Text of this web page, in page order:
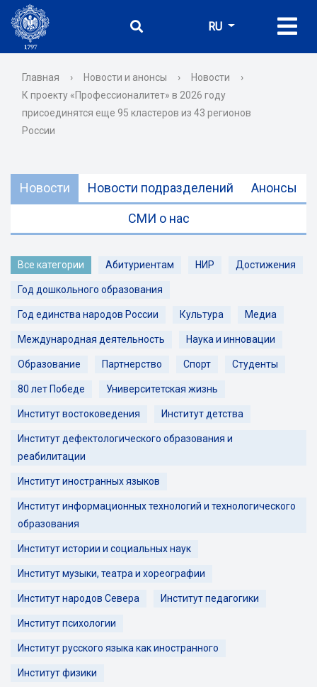
RU
Главная › Новости и анонсы › Новости
›
К проекту «Профессионалитет» в 2026 году
присоединятся еще 95 кластеров из 43 регионов
России
Новости Новости подразделений Анонсы
СМИ о нас
Все категории Абитуриентам НИР Достижения
Год дошкольного образования
Год единства народов России Культура Медиа
Международная деятельность Наука и инновации
Образование Партнерство Спорт Студенты
80 лет Победе Университетская жизнь
Институт востоковедения Институт детства
Институт дефектологического образования и
реабилитации
Институт иностранных языков
Институт информационных технологий и технологического
образования
Институт истории и социальных наук
Институт музыки, театра и хореографии
Институт народов Севера Институт педагогики
Институт психологии
Институт русского языка как иностранного
Институт физики